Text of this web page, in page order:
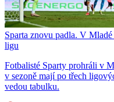
Sparta znovu padla. V
ligu
Fotbalisté Sparty prohráli v
v sezoně mají po třech
vedou tabulku.